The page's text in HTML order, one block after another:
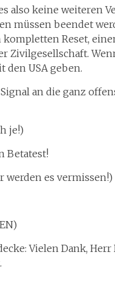
also keine weiteren
müssen beendet
kompletten Reset,
Zivilgesellschaft.
den USA geben.
an die ganz
je!)
Betatest!
werden es vermissen!)
Vielen Dank,